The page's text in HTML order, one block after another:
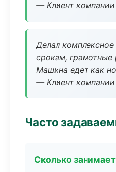
— Клиент компании
Делал
срокам, грамотные
Машина едет как
— Клиент компании
Часто
Сколько